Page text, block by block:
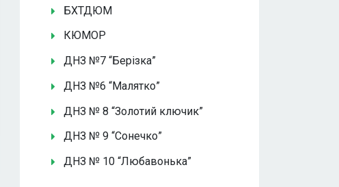
БХТДЮМ
КЮМОР
ДНЗ №7 “Берізка”
ДНЗ №6 “Малятко”
ДНЗ № 8 “Золотий ключик”
ДНЗ № 9 “Сонечко”
ДНЗ № 10 “Любавонька”